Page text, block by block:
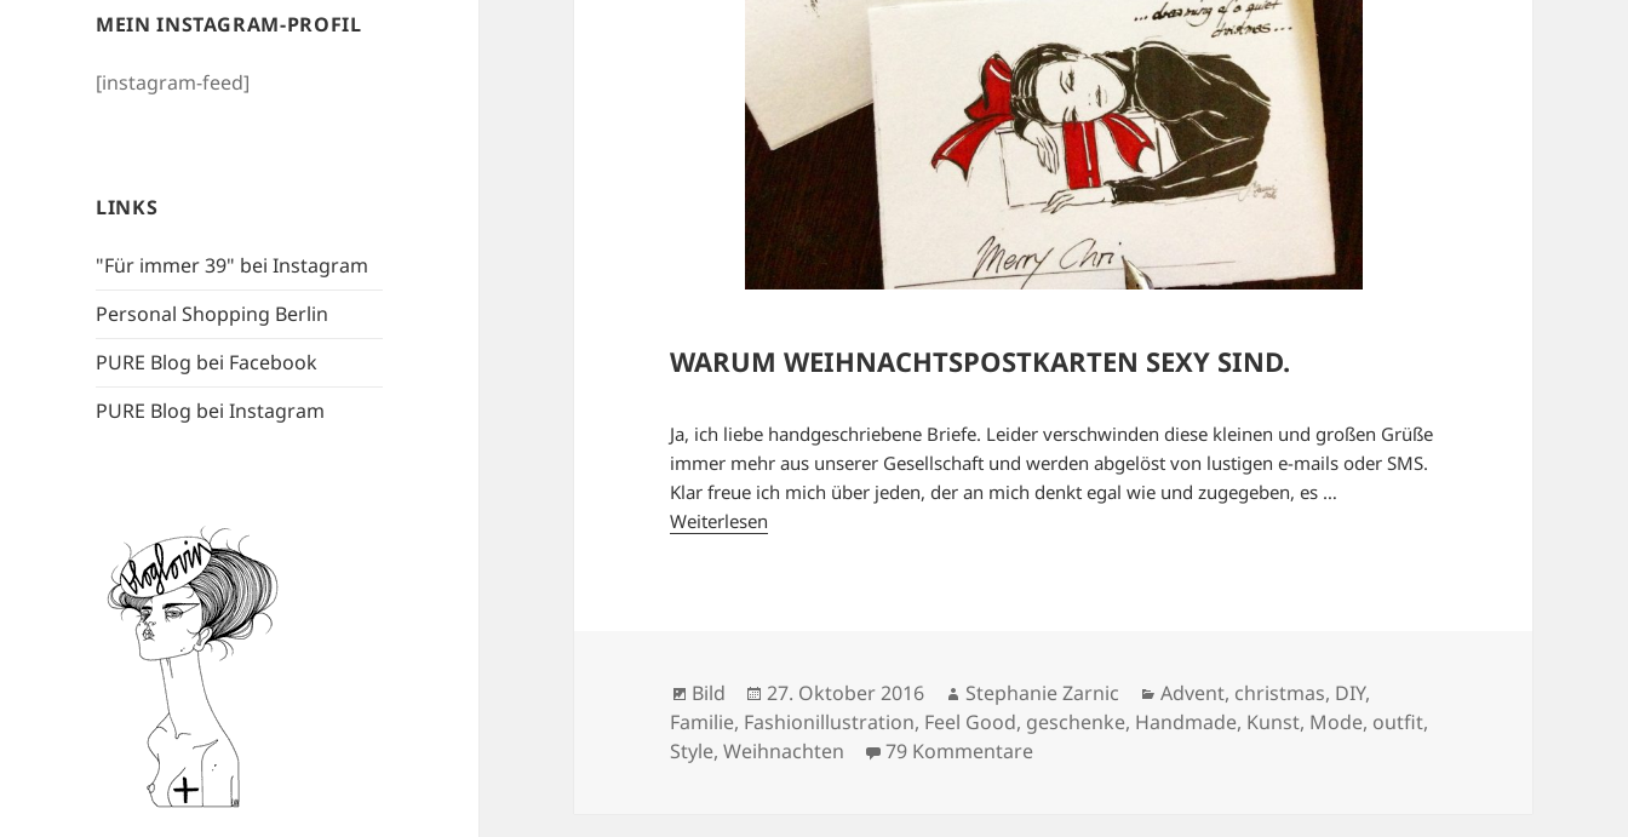
MEIN INSTAGRAM-PROFIL
[instagram-feed]
LINKS
"Für immer 39" bei Instagram
Personal Shopping Berlin
PURE Blog bei Facebook
PURE Blog bei Instagram
WARUM WEIHNACHTSPOSTKARTEN SEXY SIND.
Ja, ich liebe handgeschriebene Briefe. Leider verschwinden diese kleinen und großen Grüße
immer mehr aus unserer Gesellschaft und werden abgelöst von lustigen e-mails oder SMS.
Klar freue ich mich über jeden, der an mich denkt egal wie und zugegeben, es …
Weiterlesen
Format
Bild
Veröffentlicht
am
27. Oktober 2016 Autor
Stephanie Zarnic Kategorien
Advent, christmas, DIY,
Familie, Fashionillustration, Feel Good, geschenke, Handmade, Kunst, Mode, outfit,
Style,Weihnachten 79 Kommentarezu WARUM WEIHNACHTSPOSTKARTEN SEXY SIND.